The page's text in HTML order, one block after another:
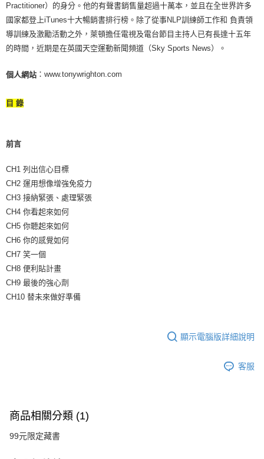
Practitioner）的身分。他的有聲書銷售量超過十萬本，並且在全世界許多
國家都登上iTunes十大暢銷書排行榜。除了從事NLP訓練師工作和 負責領
導訓練及激勵活動之外，萊頓擔任電視及電台節目主持人已有長達十五年
的時間，近期是在英國天空運動新聞頻道（Sky Sports News）。
個人網站 ：www.tonywrighton.com
目 錄
前言
CH1 列出信心目標
CH2 運用想像增強免疫力
CH3 接納緊張、處理緊張
CH4 你看起來如何
CH5 你聽起來如何
CH6 你的感覺如何
CH7 笑一個
CH8 便利貼計畫
CH9 最後的強心劑
CH10 替未來做好準備
顯示電腦版詳細說明
客服
商品相關分類 (1)
99元限定藏書